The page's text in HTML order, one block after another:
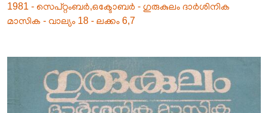
1981 - സെപ്റ്റംബർ,ഒക്ടോബർ - ഗുരുകുലം ദാർശിനിക
മാസിക - വാല്യം 18 - ലക്കം 6,7